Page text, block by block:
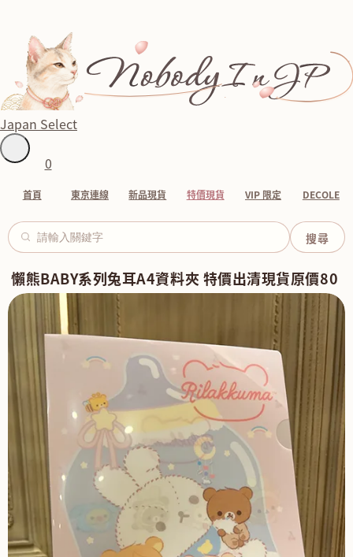
Japan Select
0
首頁 東京連線 新品現貨 特價現貨 VIP 限定 DECOLE
懶熊BABY系列兔耳A4資料夾 特價出清現貨原價80